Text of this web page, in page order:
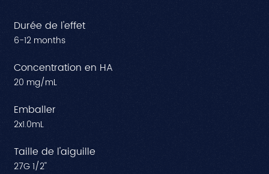
Durée de l'effet
6-12 months
Concentration en HA
20 mg/mL
Emballer
2x1.0mL
Taille de l'aiguille
27G 1/2''